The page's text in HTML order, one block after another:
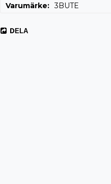
Varumärke
3BUTE
DELA